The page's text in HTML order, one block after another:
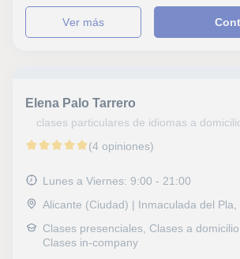
ciencias, Álgebra, Bioquímica,
Ambientales, Lengua Castellana y
catalana y literatura, Arquitectura,
(para adultos), Graduado escolar, B1
General, ESO, Bachillerato, Todos los
ver más
Elena Palo Tarrero
clases particulares de idiomas a
(4 opiniones)
Lunes a Viernes: 9:00 - 21:00
Alicante (Ciudad) | Inmaculada del Pla,
Clases presenciales, Clases a
Clases in-company